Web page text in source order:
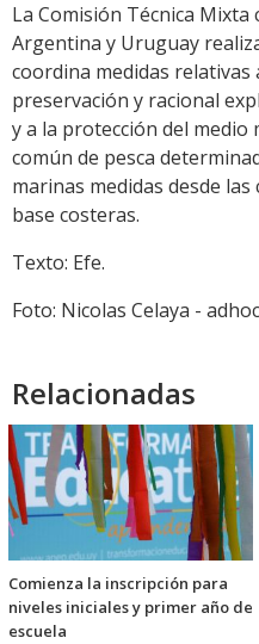
La Comisión Técnica
Argentina y Uruguay
coordina medidas relativas
preservación y racional
y a la protección del
común de pesca
marinas medidas desde
base costeras.
Texto: Efe.
Foto: Nicolas Celaya -
Relacionadas
Comienza la inscripción para
niveles iniciales y primer año de
escuela